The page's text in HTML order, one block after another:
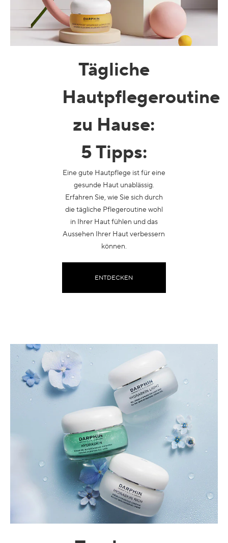
Tägliche
Hautpflegeroutine
zu Hause:
5 Tipps:
Eine gute Hautpflege ist für eine
gesunde Haut unablässig.
Erfahren Sie, wie Sie sich durch
die tägliche Pflegeroutine wohl
in Ihrer Haut fühlen und das
Aussehen Ihrer Haut verbessern
können.
ENTDECKEN